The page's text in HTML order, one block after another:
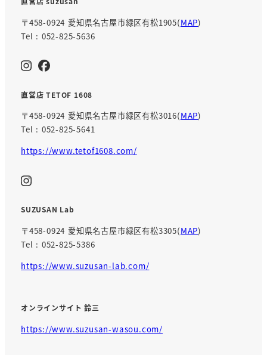
〒458-0924 愛知県名古屋市緑区有松1905(MAP)
Tel : 052-825-5636
直営店 TETOF 1608
〒458-0924 愛知県名古屋市緑区有松3016(MAP)
Tel : 052-825-5641
https://www.tetof1608.com/
SUZUSAN Lab
〒458-0924 愛知県名古屋市緑区有松3305(MAP)
Tel : 052-825-5386
https://www.suzusan-lab.com/
オンラインサイト 鈴三
https://www.suzusan-wasou.com/